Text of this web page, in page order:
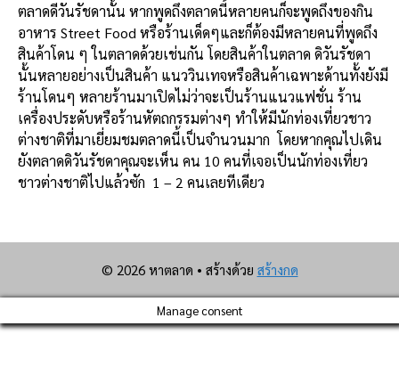
ตลาดดีวันรัชดานั้น หากพูดถึงตลาดนี้หลายคนก็จะพูดถึงของกิน
อาหาร Street Food หรือร้านเด็ดๆและก็ต้องมีหลายคนที่พูดถึง
สินค้าโดน ๆ ในตลาดด้วยเช่นกัน โดยสินค้าในตลาด ดิวันรัชดา
นั้นหลายอย่างเป็นสินค้า แนววินเทจหรือสินค้าเฉพาะด้านทั้งยังมี
ร้านโดนๆ หลายร้านมาเปิดไม่ว่าจะเป็นร้านแนวแฟชั่น ร้าน
เครื่องประดับหรือร้านหัตถกรรมต่างๆ ทำให้มีนักท่องเที่ยวชาว
ต่างชาติที่มาเยี่ยมชมตลาดนี้เป็นจำนวนมาก โดยหากคุณไปเดิน
ยังตลาดดิวันรัชดาคุณจะเห็น คน 10 คนที่เจอเป็นนักท่องเที่ยว
ชาวต่างชาติไปแล้วซัก 1 – 2 คนเลยทีเดียว
© 2026 หาตลาด • สร้างด้วย สร้างกด
Manage consent